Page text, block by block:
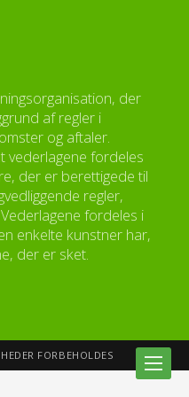
der
af regler i
og aftaler.
vederlagene fordeles
der er berettigede til
regler,
fordeles i
enkelte kunstner har,
der er sket.
FORBEHOLDES